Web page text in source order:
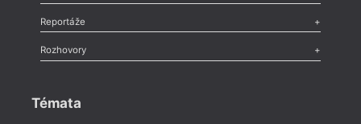
Recenze
Méně slov o próze,Celá rubrika
Reportáže
Literární zítřky
Celá rubrika
Rozhovory
Témata